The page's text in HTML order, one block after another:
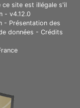
site est illégale s'il
- v4.12.0
- Présentation des
données - Crédits